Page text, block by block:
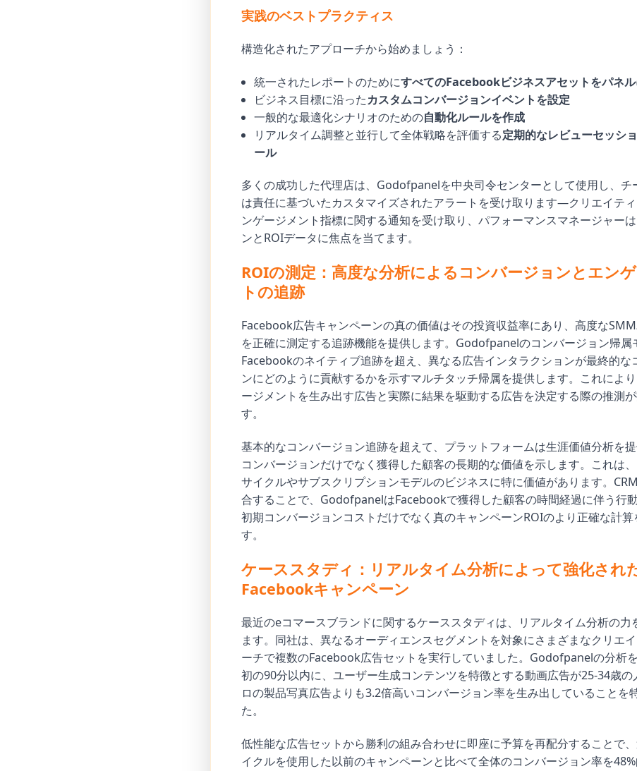
実践のベストプラクティス
構造化されたアプローチから始めましょう：
統一されたレポートのためにすべてのFacebookビジネスアセットをパネ
ビジネス目標に沿ったカスタムコンバージョンイベントを設定
一般的な最適化シナリオのための自動化ルールを作成
リアルタイム調整と並行して全体戦略を評価する定期的なレビューセッシ
ール
多くの成功した代理店は、Godofpanelを中央司令センターとして使用し、チ
は責任に基づいたカスタマイズされたアラートを受け取ります—クリエイテ
ンゲージメント指標に関する通知を受け取り、パフォーマンスマネージャー
ンとROIデータに焦点を当てます。
ROIの測定：高度な分析によるコンバージョンとエン
トの追跡
Facebook広告キャンペーンの真の価値はその投資収益率にあり、高度な
を正確に測定する追跡機能を提供します。Godofpanelのコンバージョン帰属
Facebookのネイティブ追跡を超え、異なる広告インタラクションが最終的な
ンにどのように貢献するかを示すマルチタッチ帰属を提供します。これによ
ージメントを生み出す広告と実際に結果を駆動する広告を決定する際の推測
す。
基本的なコンバージョン追跡を超えて、プラットフォームは生涯価値分析を
コンバージョンだけでなく獲得した顧客の長期的な価値を示します。これは
サイクルやサブスクリプションモデルのビジネスに特に価値があります。
合することで、GodofpanelはFacebookで獲得した顧客の時間経過に伴う行動
初期コンバージョンコストだけでなく真のキャンペーンROIのより正確な計算
す。
ケーススタディ：リアルタイム分析によって強化され
Facebookキャンペーン
最近のeコマースブランドに関するケーススタディは、リアルタイム分析の力
ます。同社は、異なるオーディエンスセグメントを対象にさまざまなクリエ
ーチで複数のFacebook広告セットを実行していました。Godofpanelの分析
初の90分以内に、ユーザー生成コンテンツを特徴とする動画広告が25-34歳の
ロの製品写真広告よりも3.2倍高いコンバージョン率を生み出していることを
た。
低性能な広告セットから勝利の組み合わせに即座に予算を再配分することで
イクルを使用した以前のキャンペーンと比べて全体のコンバージョン率を